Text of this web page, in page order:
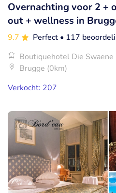
Overnachting voor 2 +
out + wellness in
9.7 Perfect • 117
Boutiquehotel Die Swaene
Brugge (0km)
Verkocht: 207